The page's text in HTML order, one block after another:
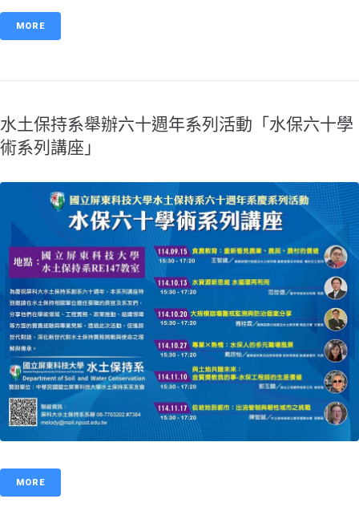
MORE
水土保持系舉辦六十週年系列活動「水保六十學
術系列講座」
MORE